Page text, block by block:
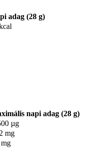
adag (28 g)
napi adag (28 g)
µg
mg